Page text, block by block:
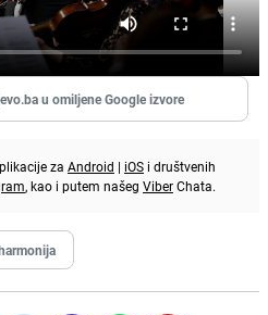
u omiljene Google izvore
za Android | iOS i društvenih
, kao i putem našeg ViberChata.